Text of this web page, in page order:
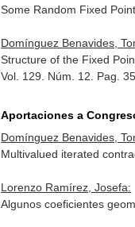
Some Random Fixed
Domínguez Benavides,
Structure of the Fixed
Vol. 129. Núm. 12. Pag.
Aportaciones a
Domínguez Benavides,
Multivalued iterated
Lorenzo Ramírez, Josefa:
Algunos coeficientes